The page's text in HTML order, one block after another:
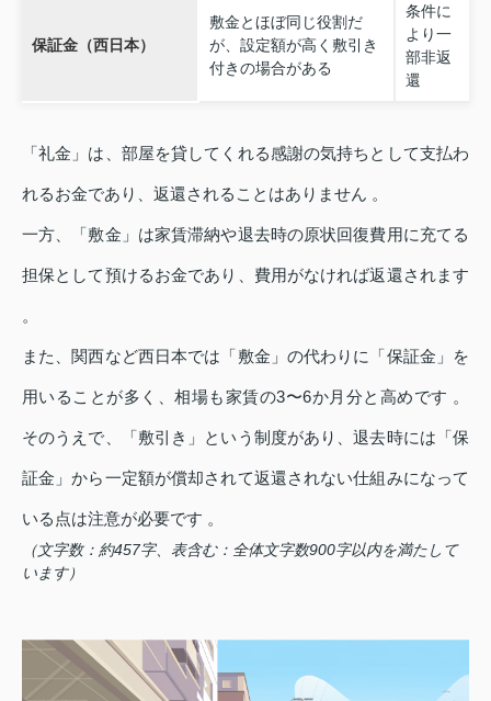
保証金（西日本）
敷金とほぼ同じ役割だ
が、設定額が高く敷引き
付きの場合がある
条件に
より一
部非返
還
「礼金」は、部屋を貸してくれる感謝の気持ちとして支払わ
れるお金であり、返還されることはありません 。
一方、「敷金」は家賃滞納や退去時の原状回復費用に充てる
担保として預けるお金であり、費用がなければ返還されます
。
また、関西など西日本では「敷金」の代わりに「保証金」を
用いることが多く、相場も家賃の3〜6か月分と高めです 。
そのうえで、「敷引き」という制度があり、退去時には「保
証金」から一定額が償却されて返還されない仕組みになって
いる点は注意が必要です 。
（文字数：約457字、表含む：全体文字数900字以内を満たして
います）